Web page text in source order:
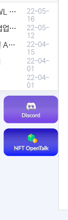
Meme Therapy x MetaBrickZ WL & AriDrop 이벤트 결과안내!
22-05-
16
Meme Therapy x MetaBrickZ 협업 & WL , AriDrop 이벤트 안내
22-05-
12
파트너쉽 프로젝트 CTPS 4월 17일 AMA안내.
22-04-
15
22-04-
01
22-04-
01